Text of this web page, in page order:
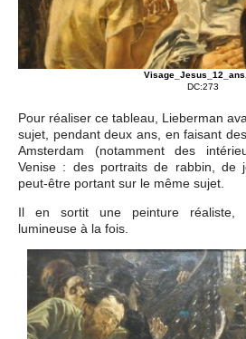
DC:273
Pour réaliser ce tableau, Lieberman
sujet, pendant deux ans, en faisant
Amsterdam (notamment des
Venise : des portraits de rabbin, de
peut-être portant sur le même sujet.
Il en sortit une peinture réaliste,
lumineuse à la fois.